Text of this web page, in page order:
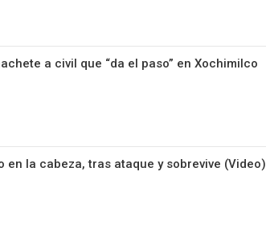
a civil que “da el paso” en Xochimilco
la cabeza, tras ataque y sobrevive (Video)